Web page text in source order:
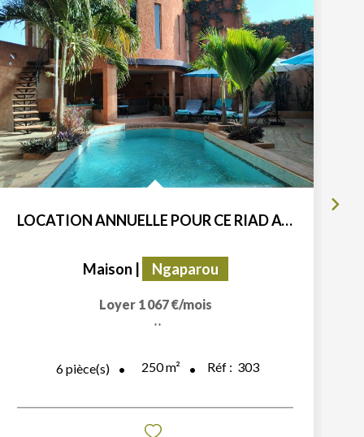
LOCATION ANNUELLE POUR CE RIAD ATYPIQUE AVEC PISCINE SITUE...
Maison Ngaparou
Loyer 1 067 €/mois
**
6pièce(s) 250m² Réf : 303